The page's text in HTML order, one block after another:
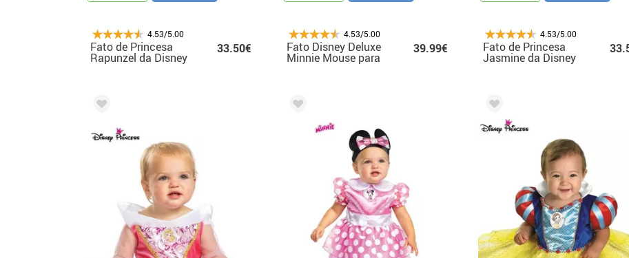
4.53/5.00
Fato de Princesa
Rapunzel da Disney
para bebé
33.50€
4.53/5.00
Fato Disney Deluxe
Minnie Mouse para
39.99€
4.53/5.00
Fato de Princesa
Jasmine da Disney